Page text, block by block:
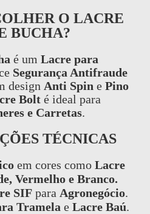
O LACRE
BUCHA?
é um Lacre para
Segurança Antifraude
design Anti Spin e Pino
Bolt é ideal para
e Carretas.
TÉCNICAS
em cores como Lacre
Vermelho e Branco.
SIF para Agronegócio.
Tramela e Lacre Baú.